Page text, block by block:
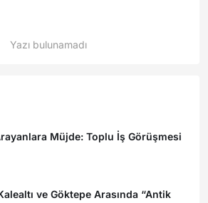
Yazı bulunamadı
Müjde: Toplu İş Görüşmesi
ve Göktepe Arasında “Antik